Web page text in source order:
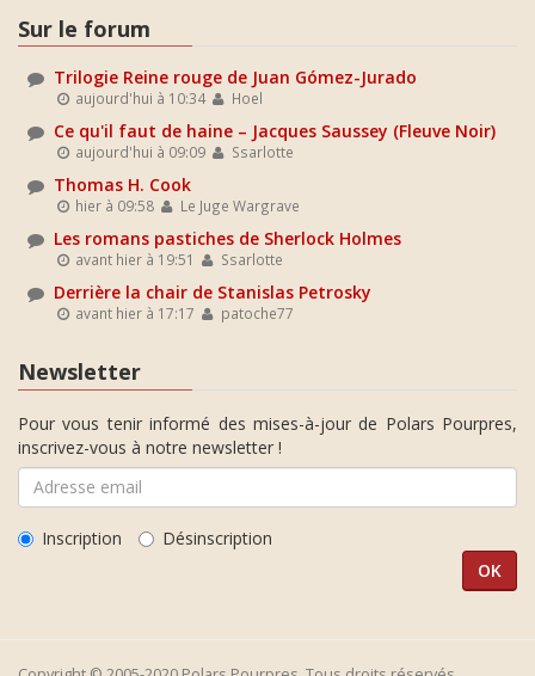
Sur le forum
Trilogie Reine rouge de Juan Gómez-Jurado
aujourd'hui à 10:34 Hoel
Ce qu'il faut de haine – Jacques Saussey (Fleuve Noir)
aujourd'hui à 09:09 Ssarlotte
Thomas H. Cook
hier à 09:58 Le Juge Wargrave
Les romans pastiches de Sherlock Holmes
avant hier à 19:51 Ssarlotte
Derrière la chair de Stanislas Petrosky
avant hier à 17:17 patoche77
Newsletter
Pour vous tenir informé des mises-à-jour de Polars Pourpres,
inscrivez-vous à notre newsletter !
Inscription Désinscription